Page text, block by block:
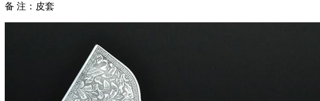
备 注：皮套